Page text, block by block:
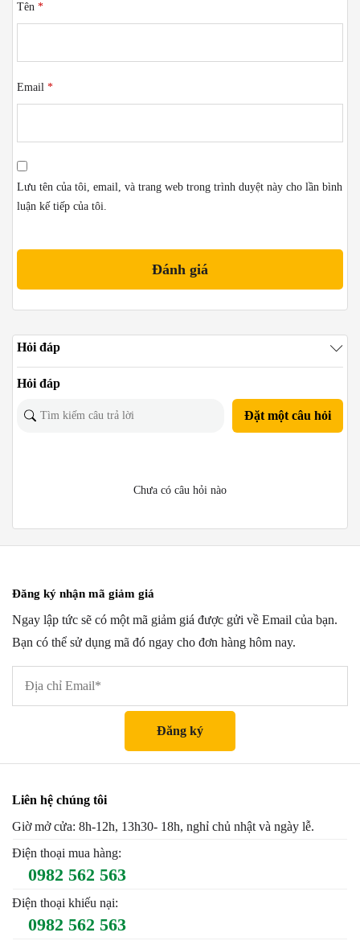
Tên *
Email *
Lưu tên của tôi, email, và trang web trong trình duyệt này cho lần bình
luận kế tiếp của tôi.
Hỏi đáp
Hỏi đáp
Đặt một câu hỏi
Chưa có câu hỏi nào
Đăng ký nhận mã giảm giá
Ngay lập tức sẽ có một mã giảm giá được gửi về Email của bạn.
Bạn có thể sử dụng mã đó ngay cho đơn hàng hôm nay.
Liên hệ chúng tôi
Giờ mở cửa: 8h-12h, 13h30- 18h, nghỉ chủ nhật và ngày lễ.
Điện thoại mua hàng:
0982 562 563
Điện thoại khiếu nại:
0982 562 563